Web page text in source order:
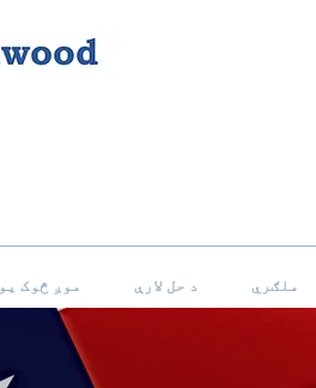
موږ څوک یو د حل لارې ملګري